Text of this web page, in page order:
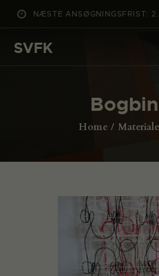
NÆSTE ANSØGNINGSFRIST:
SVFK
Home Materiale
DET SKER
PROJEKTER
ANSØG
ENGLISH